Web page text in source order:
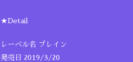
★Detail
レーベル名 ブレイン
発売日 2019/3/20